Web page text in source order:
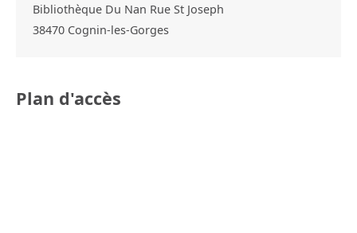
Bibliothèque Du Nan Rue St Joseph
38470 Cognin-les-Gorges
Plan d'accès